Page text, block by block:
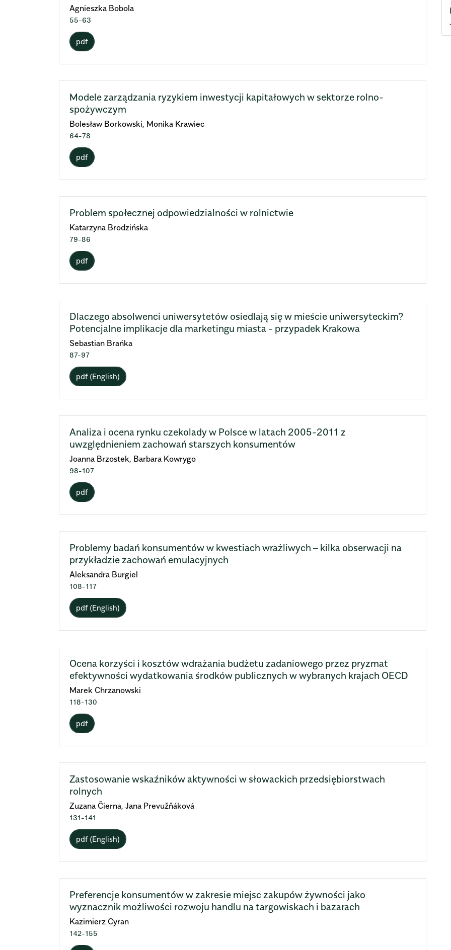
Agnieszka Bobola
55-63
pdf
Modele zarządzania ryzykiem inwestycji kapitałowych w sektorze rolno-
spożywczym
Bolesław Borkowski, Monika Krawiec
64-78
pdf
Problem społecznej odpowiedzialności w rolnictwie
Katarzyna Brodzińska
79-86
pdf
Dlaczego absolwenci uniwersytetów osiedlają się w mieście uniwersyteckim?
Potencjalne implikacje dla marketingu miasta - przypadek Krakowa
Sebastian Brańka
87-97
pdf (English)
Analiza i ocena rynku czekolady w Polsce w latach 2005-2011 z
uwzględnieniem zachowań starszych konsumentów
Joanna Brzostek, Barbara Kowrygo
98-107
pdf
Problemy badań konsumentów w kwestiach wrażliwych – kilka obserwacji na
przykładzie zachowań emulacyjnych
Aleksandra Burgiel
108-117
pdf (English)
Ocena korzyści i kosztów wdrażania budżetu zadaniowego przez pryzmat
efektywności wydatkowania środków publicznych w wybranych krajach OECD
Marek Chrzanowski
118-130
pdf
Zastosowanie wskaźników aktywności w słowackich przedsiębiorstwach
rolnych
Zuzana Čierna, Jana Prevužňáková
131-141
pdf (English)
Preferencje konsumentów w zakresie miejsc zakupów żywności jako
wyznacznik możliwości rozwoju handlu na targowiskach i bazarach
Kazimierz Cyran
142-155